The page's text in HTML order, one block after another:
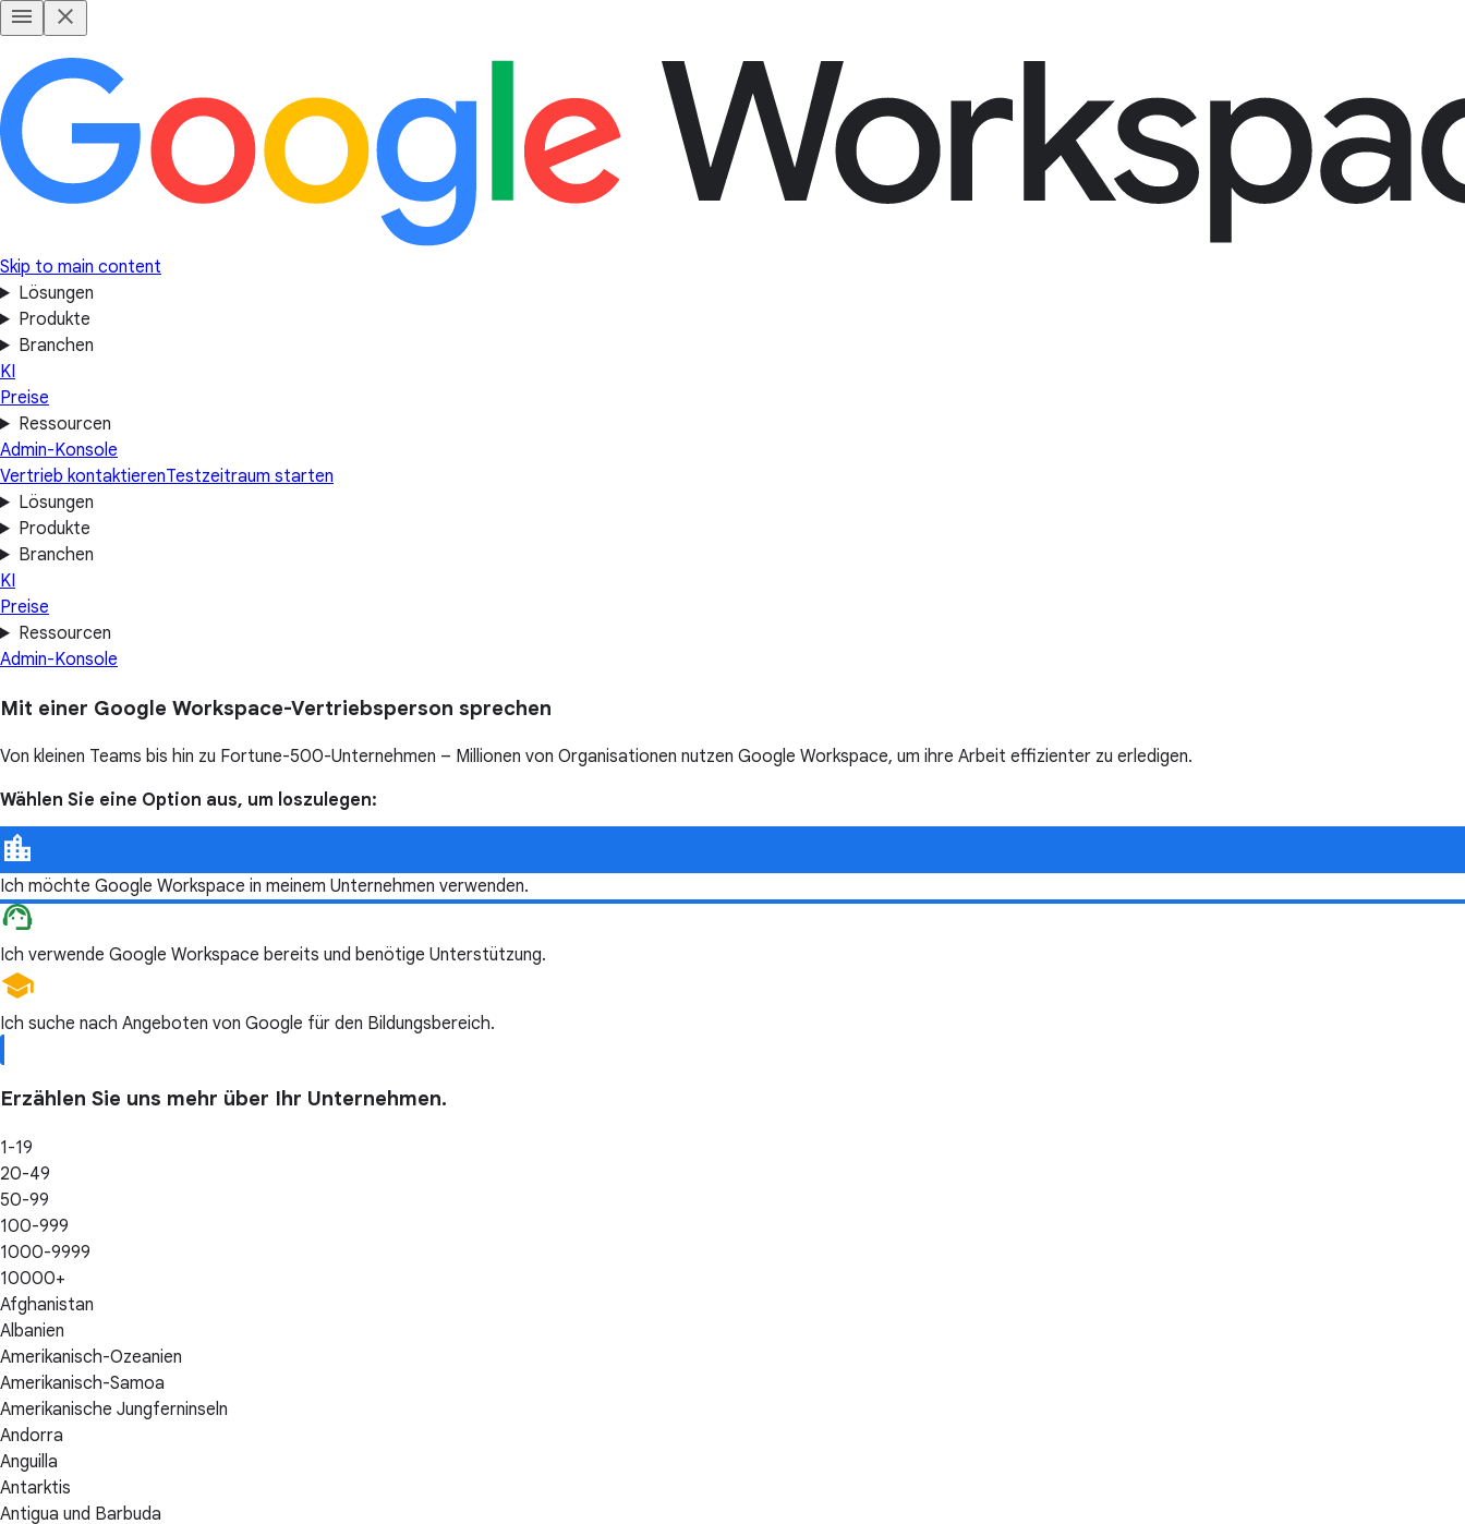
Skip to main content
Lösungen
Produkte
Branchen
KI
Preise
Ressourcen
Admin-Konsole
Vertrieb kontaktierenTestzeitraum starten
Lösungen
Produkte
Branchen
KI
Preise
Ressourcen
Admin-Konsole
Mit einer Google Workspace-Vertriebsperson sprechen
Von kleinen Teams bis hin zu Fortune-500-Unternehmen – Millionen von Organisationen nutzen Google Workspace, um ihre Arbeit effizienter zu erledigen.
Wählen Sie eine Option aus, um loszulegen:
Ich möchte Google Workspace in meinem Unternehmen verwenden.
Ich verwende Google Workspace bereits und benötige Unterstützung.
Ich suche nach Angeboten von Google für den Bildungsbereich.
Erzählen Sie uns mehr über Ihr Unternehmen.
1-19
20-49
50-99
100-999
1000-9999
10000+
Afghanistan
Albanien
Amerikanisch-Ozeanien
Amerikanisch-Samoa
Amerikanische Jungferninseln
Andorra
Anguilla
Antarktis
Antigua und Barbuda